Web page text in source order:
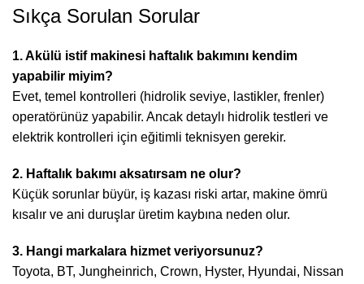
Sıkça Sorulan Sorular
1. Akülü istif makinesi haftalık bakımını kendim
yapabilir miyim?
Evet, temel kontrolleri (hidrolik seviye, lastikler, frenler)
operatörünüz yapabilir. Ancak detaylı hidrolik testleri ve
elektrik kontrolleri için eğitimli teknisyen gerekir.
2. Haftalık bakımı aksatırsam ne olur?
Küçük sorunlar büyür, iş kazası riski artar, makine ömrü
kısalır ve ani duruşlar üretim kaybına neden olur.
3. Hangi markalara hizmet veriyorsunuz?
Toyota, BT, Jungheinrich, Crown, Hyster, Hyundai, Nissan